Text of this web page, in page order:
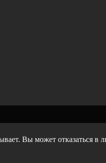
Вы может отказаться в